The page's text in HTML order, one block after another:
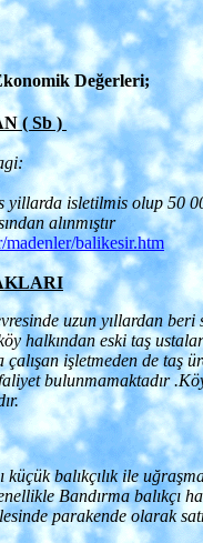
Değerleri;
( Sb )
isletilmis olup 50
alınmıştır
balikesir.htm
uzun yıllardan
halkından eski taş
işletmeden de taş
bulunmamaktadır
küçük balıkçılık ile
Bandırma balıkçı
parakende olarak